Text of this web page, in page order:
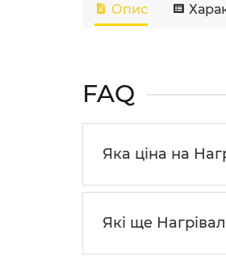
Опис
FAQ
Яка ціна на
Які ще